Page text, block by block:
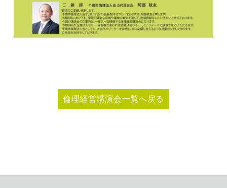
倫理経営講演会一覧へ戻る